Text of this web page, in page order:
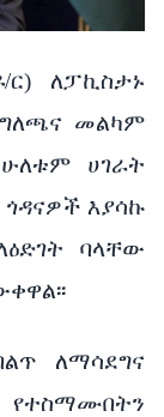
ለፓኪስታኑ
መልካም
ሀገራት
እያሳኩ
ባላቸው
ለማሳደግና